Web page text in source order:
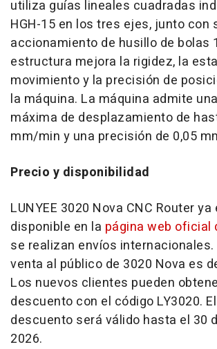
utiliza guías lineales cuadradas
HGH-15 en los tres ejes, junto con
accionamiento de husillo de bolas
estructura mejora la rigidez, la
movimiento y la precisión de
la máquina. La máquina admite
máxima de desplazamiento de
mm/min y una precisión de 0,05
Precio y disponibilidad
LUNYEE 3020 Nova CNC Router ya
disponible en la página web oficial
se realizan envíos internacionales.
venta al público de 3020 Nova es
Los nuevos clientes pueden
descuento con el código LY3020.
descuento será válido hasta el 30
2026.